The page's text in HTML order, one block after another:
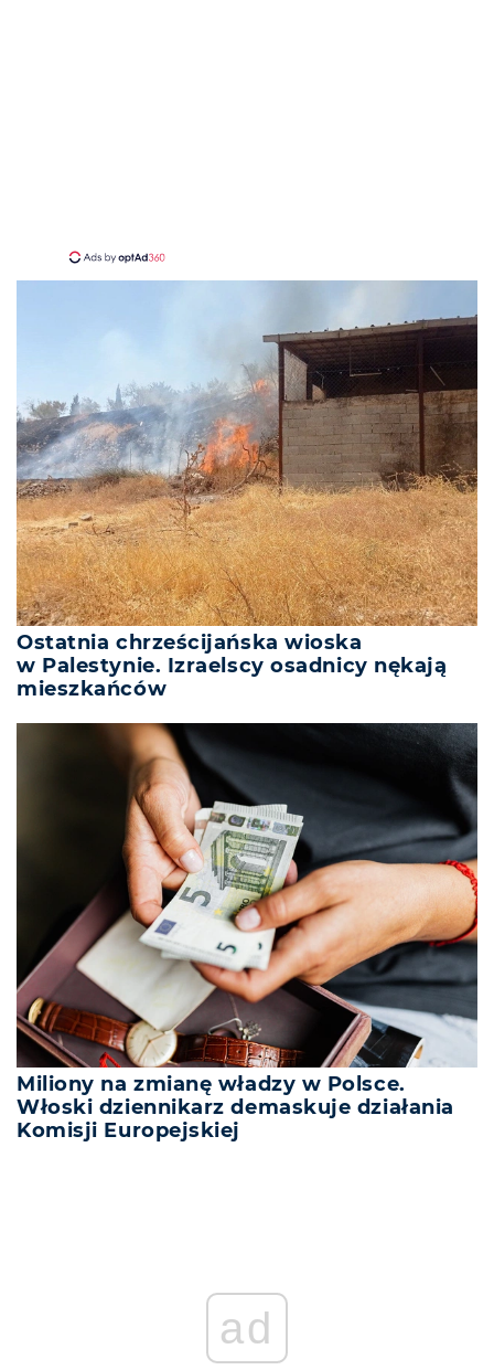
Ostatnia chrześcijańska wioska
w Palestynie. Izraelscy osadnicy nękają
mieszkańców
Miliony na zmianę władzy w Polsce.
Włoski dziennikarz demaskuje działania
Komisji Europejskiej
ad